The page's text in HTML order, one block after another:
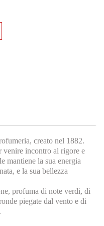
creato nel 1882.
venire incontro al rigore e
mantiene la sua energia
e la sua bellezza
profuma di note verdi, di
piegate dal vento e di